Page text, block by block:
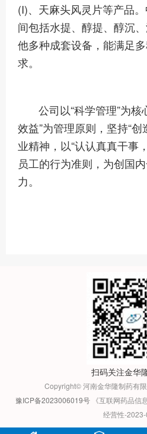
(Ι)、天麻头风灵片等产品
间包括水提、醇提、醇沉
他多种成套设备，能满足
求。
公司以“科学管理”为核
效益”为管理原则，坚持“
业精神，以“认认真真干事
员工的行为准则，为创国
力。
扫码关注金华
Copyright© 河南金华隆制药有
豫ICP备2023006019号 《互联网药品
经营性-2023-